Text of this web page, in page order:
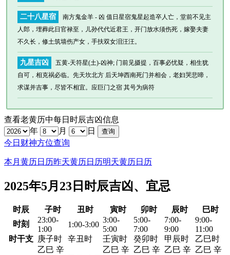
二十八星宿
南方鬼金羊 - 凶 值日星宿鬼星起造卒人亡，堂前不见主
人郎，埋葬此日官禄至，儿孙代代近君王，开门放水须伤死，嫁娶夫妻
不久长，修土筑墙伤产女，手扶双女泪汪汪。
九星吉凶
五黄-天符星(土)-凶神; 门前见摄提，百事必忧疑，相生犹
自可，相克祸必临。先天坎北方 后天坤西南死门并相会，老妇哭悲啼，
求谋并吉事，尽皆不相宜。应巨门之宿 其号为病符
查看老黄历中每日时辰吉凶信息
年
月
日
今日财神方位查询
本月黄历日历昨天黄历日历明天黄历日历
2025年5月23日时辰吉凶、宜忌
时辰 子时 丑时 寅时 卯时 辰时
巳时
时刻
23:00-
1:00
1:00-3:00
3:00-
5:00
5:00-
7:00
7:00-
9:00
9:00-
11:00
时干支
庚子时 辛丑时 壬寅时 癸卯时 甲辰时 乙巳时
乙巳 辛
乙巳 辛 乙巳 辛 乙巳 辛 乙巳 辛